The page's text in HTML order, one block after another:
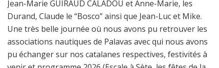
Jean-Marie GUIRAUD CALADOU et Anne-Marie, les
Durand, Claude le “Bosco” ainsi que Jean-Luc et Mike.
Une très belle journée où nous avons pu retrouver les
associations nautiques de Palavas avec qui nous avons
pu échanger sur nos catalanes respectives, festivités à